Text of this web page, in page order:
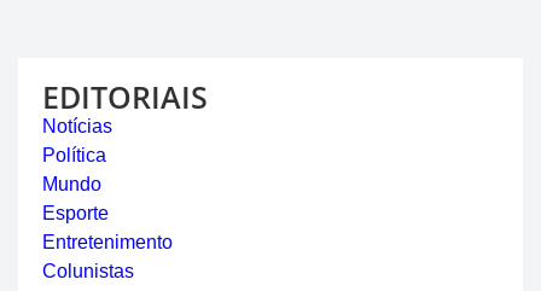
EDITORIAIS
Notícias
Política
Mundo
Esporte
Entretenimento
Colunistas